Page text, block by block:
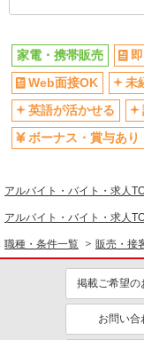
家電・携帯販売
Web面接OK
未
英語が活かせる
ボーナス・賞与あり
アルバイト・バイト・求人
アルバイト・バイト・求人
職種・条件一覧 販売・接
掲載ご希望の
お問い合